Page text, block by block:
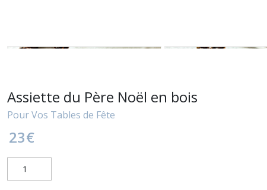
Assiette du Père Noël en bois
Pour Vos Tables de Fête
23€